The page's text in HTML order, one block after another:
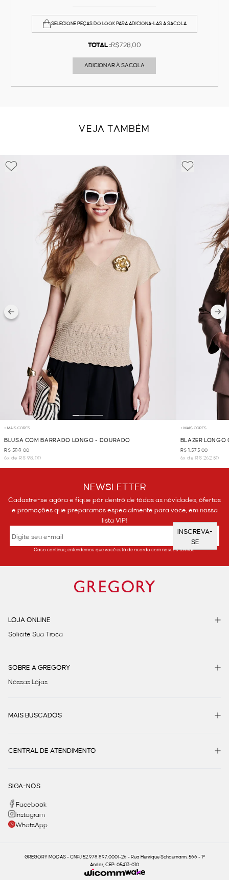
SELECIONE PEÇAS DO LOOK PARA ADICIONÁ-LAS À SACOLA
TOTAL :R$728,00
ADICIONAR À SACOLA
VEJA TAMBÉM
+ MAIS CORES
BLUSA COM BARRADO LONGO - DOURADO
R$ 588,00
6x de R$ 98,00
+ MAIS CORES
BLAZER LONGO
R$ 1.575,00
6x de R$ 262,50
NEWSLETTER
Cadastre-se agora e fique por dentro de todas as novidades, ofertas
e promoções que preparamos especialmente para você, em nossa
lista VIP!
INSCREVA-
SE
Caso continue, entendemos que você está de acordo com nossos termos.
LOJA ONLINE
Solicite Sua Troca
SOBRE A GREGORY
Nossas Lojas
MAIS BUSCADOS
CENTRAL DE ATENDIMENTO
SIGA-NOS
Facebook
Instagram
WhatsApp
GREGORY MODAS - CNPJ 52.978.897.0001-26 - Rua Henrique Schaumann, 566 - 1º
Andar, CEP: 05413-010